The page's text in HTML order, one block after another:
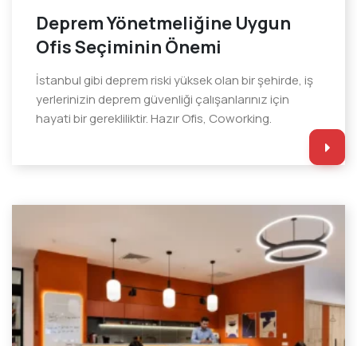
Deprem Yönetmeliğine Uygun
Ofis Seçiminin Önemi
İstanbul gibi deprem riski yüksek olan bir şehirde, iş
yerlerinizin deprem güvenliği çalışanlarınız için
hayati bir gerekliliktir. Hazır Ofis, Coworking.